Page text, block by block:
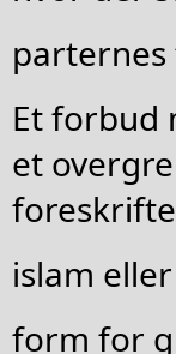
Et forbud
et
islam
form for